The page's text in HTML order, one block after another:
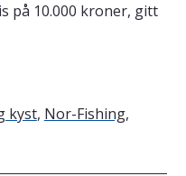
på 10.000 kroner, gitt
kyst, Nor-Fishing,